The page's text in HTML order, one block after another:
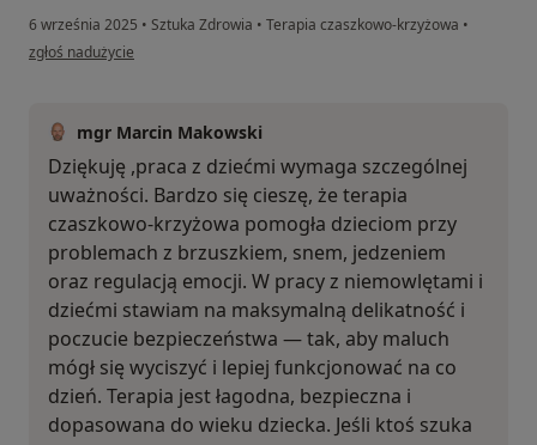
6 września 2025 • Sztuka Zdrowia • Terapia czaszkowo-krzyżowa •
w opinii użytkownika Alicja
zgłoś nadużycie
mgr Marcin Makowski
Dziękuję ,praca z dziećmi wymaga szczególnej
uważności. Bardzo się cieszę, że terapia
czaszkowo-krzyżowa pomogła dzieciom przy
problemach z brzuszkiem, snem, jedzeniem
oraz regulacją emocji. W pracy z niemowlętami i
dziećmi stawiam na maksymalną delikatność i
poczucie bezpieczeństwa — tak, aby maluch
mógł się wyciszyć i lepiej funkcjonować na co
dzień. Terapia jest łagodna, bezpieczna i
dopasowana do wieku dziecka. Jeśli ktoś szuka